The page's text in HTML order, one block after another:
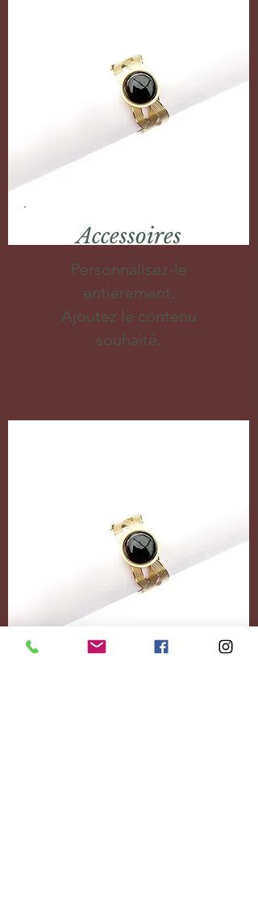
Accessoires
Personnalisez-le
entièrement.
Ajoutez le contenu
souhaité.